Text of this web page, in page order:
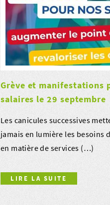
Grève et manifestations
salaires le 29 septembre
Les canicules successives
jamais en lumière les besoins
en matière de services (…)
LIRE LA SUITE